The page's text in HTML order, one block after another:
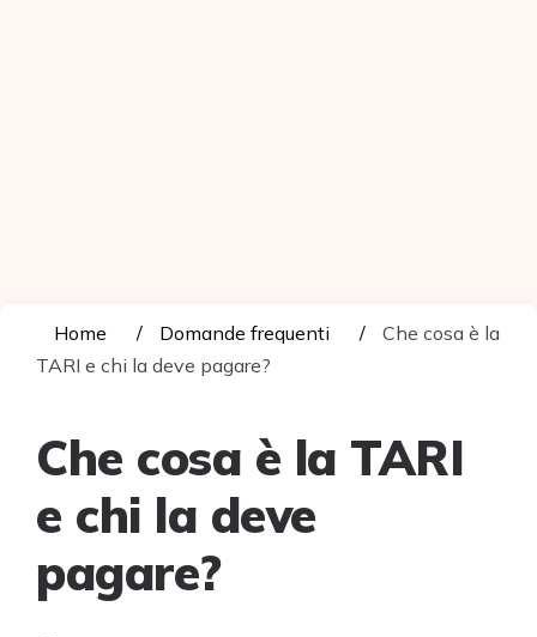
Home Domande frequenti
Che cosa è la
TARI e chi la deve pagare?
Che cosa è la TARI
e chi la deve
pagare?